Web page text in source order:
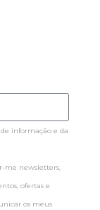
informação e da
me newsletters,
ofertas e
os meus